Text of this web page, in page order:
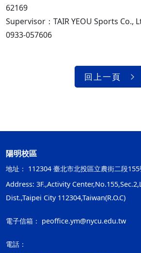
62169
Supervisor：TAIR YEOU Sports Co.,
0933-057606
回上一頁
陽明校區
地址： 112304 臺北市北投區立農街二段
Address: 3F.,Activity
Dist.,Taipei City 112304,Taiwan(R.O.C)
電子信箱： peoffice.ym@nycu.edu.tw
電話：